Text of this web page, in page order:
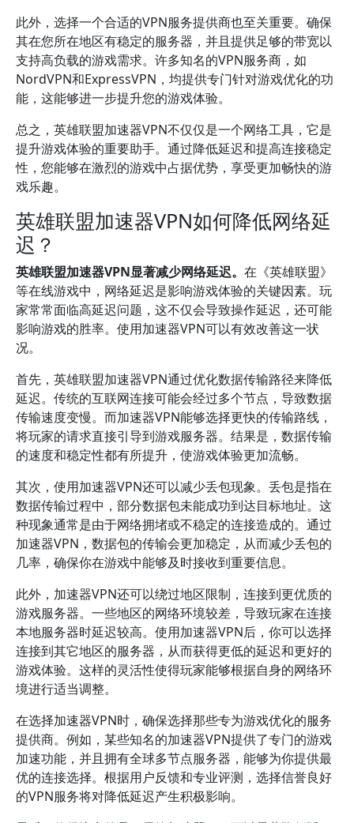
此外，选择一个合适的VPN服务提供商也至关重要。确保
其在您所在地区有稳定的服务器，并且提供足够的带宽以
支持高负载的游戏需求。许多知名的VPN服务商，如
NordVPN和ExpressVPN，均提供专门针对游戏优化的功
能，这能够进一步提升您的游戏体验。
总之，英雄联盟加速器VPN不仅仅是一个网络工具，它是
提升游戏体验的重要助手。通过降低延迟和提高连接稳定
性，您能够在激烈的游戏中占据优势，享受更加畅快的游
戏乐趣。
英雄联盟加速器VPN如何降低网络延
迟？
英雄联盟加速器VPN显著减少网络延迟。 在《英雄联盟》
等在线游戏中，网络延迟是影响游戏体验的关键因素。玩
家常常面临高延迟问题，这不仅会导致操作延迟，还可能
影响游戏的胜率。使用加速器VPN可以有效改善这一状
况。
首先，英雄联盟加速器VPN通过优化数据传输路径来降低
延迟。传统的互联网连接可能会经过多个节点，导致数据
传输速度变慢。而加速器VPN能够选择更快的传输路线，
将玩家的请求直接引导到游戏服务器。结果是，数据传输
的速度和稳定性都有所提升，使游戏体验更加流畅。
其次，使用加速器VPN还可以减少丢包现象。丢包是指在
数据传输过程中，部分数据包未能成功到达目标地址。这
种现象通常是由于网络拥堵或不稳定的连接造成的。通过
加速器VPN，数据包的传输会更加稳定，从而减少丢包的
几率，确保你在游戏中能够及时接收到重要信息。
此外，加速器VPN还可以绕过地区限制，连接到更优质的
游戏服务器。一些地区的网络环境较差，导致玩家在连接
本地服务器时延迟较高。使用加速器VPN后，你可以选择
连接到其它地区的服务器，从而获得更低的延迟和更好的
游戏体验。这样的灵活性使得玩家能够根据自身的网络环
境进行适当调整。
在选择加速器VPN时，确保选择那些专为游戏优化的服务
提供商。例如，某些知名的加速器VPN提供了专门的游戏
加速功能，并且拥有全球多节点服务器，能够为你提供最
优的连接选择。根据用户反馈和专业评测，选择信誉良好
的VPN服务将对降低延迟产生积极影响。